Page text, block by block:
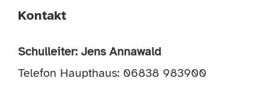
Kontakt
Schulleiter: Jens Annawald
Telefon Haupthaus: 06838 983900